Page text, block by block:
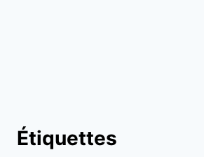
Étiquettes